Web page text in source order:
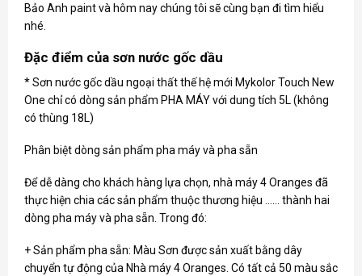
Bảo Anh paint và hôm nay chúng tôi sẽ cùng bạn đi tìm hiểu
nhé.
Đặc điểm của sơn nước gốc dầu
* Sơn nước gốc dầu ngoại thất thế hệ mới Mykolor Touch New
One chỉ có dòng sản phẩm PHA MÁY với dung tích 5L (không
có thùng 18L)
Phân biệt dòng sản phẩm pha máy và pha sẵn
Để dễ dàng cho khách hàng lựa chọn, nhà máy 4 Oranges đã
thực hiện chia các sản phẩm thuộc thương hiệu …… thành hai
dòng pha máy và pha sẵn. Trong đó:
+ Sản phẩm pha sẵn: Màu Sơn được sản xuất bằng dây
chuyển tự động của Nhà máy 4 Oranges. Có tất cả 50 màu sắc